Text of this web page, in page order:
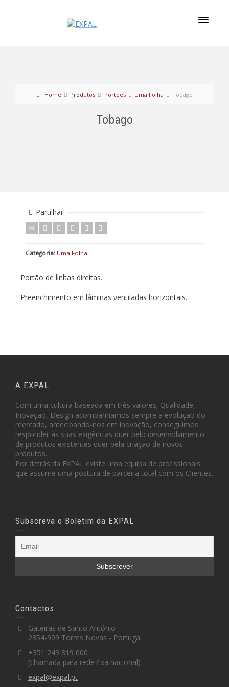
Home Produtos Portões Uma Folha Tobago
Tobago
Partilhar
Categoria: Uma Folha
Portão de linhas direitas.
Preenchimento em lâminas ventiladas horizontais.
A EXPAL
Com uma cultura baseada em três valores; Qualidade,
Inovação, Design acompanhamos sempre a evolução do
mercado, antecipando-nos em inovação, conseguimos
responder às suas exigências quer pelo desenvolvimento
de produtos existentes quer pela criação de novos
produtos.
Por detrás da EXPAL existe uma equipa de profissionais
que assume uma postura de parceria total com os Clientes.
Subscreva o Boletim da EXPAL
Contactos
Gateiras de Santo António
2354-909 Torres Novas - Portugal
+351 249 819 000
(chamada para rede fixa nacional)
expal@expal.pt